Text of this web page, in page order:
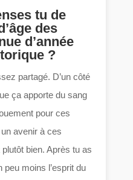
tu de
des
d’année
?
partagé. D’un côté
ça apporte du sang
pour ces
avenir à ces
bien. Après tu as
peu moins l’esprit du